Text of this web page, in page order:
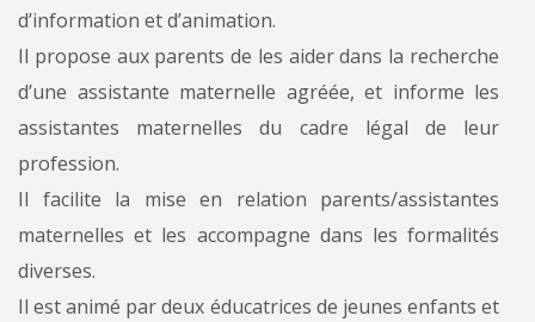
d’information et d’animation.
Il propose aux parents de les aider dans la recherche
d’une assistante maternelle agréée, et informe les
assistantes maternelles du cadre légal de leur
profession.
Il facilite la mise en relation parents/assistantes
maternelles et les accompagne dans les formalités
diverses.
Il est animé par deux éducatrices de jeunes enfants et